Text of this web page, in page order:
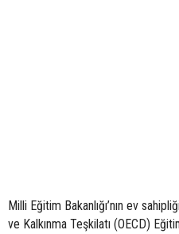
Milli Eğitim Bakanlığı’nın ev
ve Kalkınma Teşkilatı (OECD)